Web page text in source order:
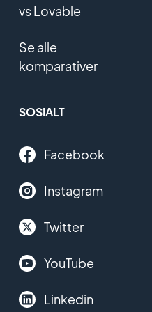
vs Lovable
Se alle
komparativer
SOSIALT
Facebook
Instagram
Twitter
YouTube
Linkedin